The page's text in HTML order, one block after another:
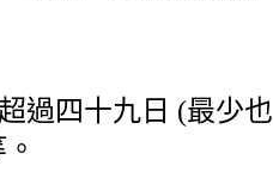
過四十九日 (最少也